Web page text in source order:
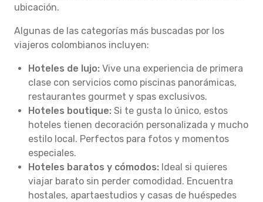
ubicación.
Algunas de las categorías más buscadas por los
viajeros colombianos incluyen:
Hoteles de lujo: Vive una experiencia de primera
clase con servicios como piscinas panorámicas,
restaurantes gourmet y spas exclusivos.
Hoteles boutique: Si te gusta lo único, estos
hoteles tienen decoración personalizada y mucho
estilo local. Perfectos para fotos y momentos
especiales.
Hoteles baratos y cómodos: Ideal si quieres
viajar barato sin perder comodidad. Encuentra
hostales, apartaestudios y casas de huéspedes